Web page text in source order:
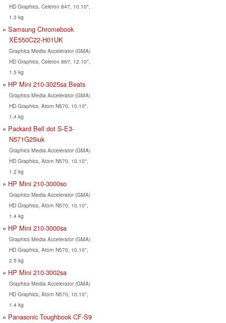
HD Graphics, Celeron 847, 10.10",
1.3 kg
Samsung Chromebook
XE550C22-H01UK
Graphics Media Accelerator (GMA)
HD Graphics, Celeron 867, 12.10",
1.5 kg
HP Mini 210-3025sa Beats
Graphics Media Accelerator (GMA)
HD Graphics, Atom N570, 10.10",
1.4 kg
Packard Bell dot S-E3-
N571G25iuk
Graphics Media Accelerator (GMA)
HD Graphics, Atom N570, 10.10",
1.2 kg
HP Mini 210-3000so
Graphics Media Accelerator (GMA)
HD Graphics, Atom N570, 10.10",
1.4 kg
HP Mini 210-3000sa
Graphics Media Accelerator (GMA)
HD Graphics, Atom N570, 10.10",
2.5 kg
HP Mini 210-3002sa
Graphics Media Accelerator (GMA)
HD Graphics, Atom N570, 10.10",
1.4 kg
Panasonic Toughbook CF-S9